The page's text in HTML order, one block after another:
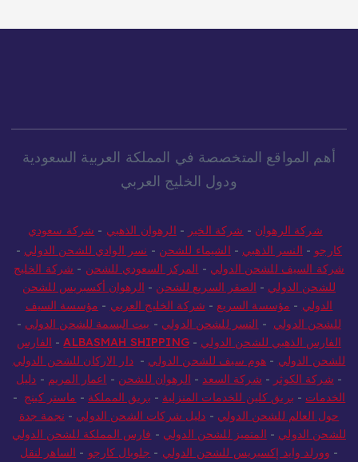
أهم المواقع المتخصصة في المملكة العربية السعودية
ودول الخليج العربي
شركة الرهوان - شركة الخير - الرهوان الذهبي - شركة سعودي
كارجو - النسر الذهبي - الشيماء للشحن - نسر الوادي للشحن الدولي -
شركة السيف للشحن الدولي - المركز السعودي للشحن - شركة الخليج
للشحن الدولي - الصقر السريع للشحن - الرهوان أكسبريس للشحن
الدولي - مؤسسة السريع - شركة الخليج العربي - مؤسسة السيف
للشحن الدولي - النسر للشحن الدولي - بيت البسمة للشحن الدولي -
الفارس الذهبي للشحن الدولي -
ALBASMAH SHIPPING
- الفارس
للشحن الدولي - هوم سيف للشحن الدولي -دار الاركان للشحن الدولي
- شركة الكوثر - شركة السعد - الرهوان للشحن - اعمار المريم - دليل
الخدمات - بريق كلين للخدمات المنزلية - بريق المملكة - ماستر كينج -
حول العالم للشحن الدولي - دليل شركات الشحن الدولي - نجمة جدة
للشحن الدولي - المتميز للشحن الدولي - فارس المملكة للشحن الدولي
- وورلد وايد إكسبريس للشحن الدولي - جلوبال كارجو - الساهر لنقل